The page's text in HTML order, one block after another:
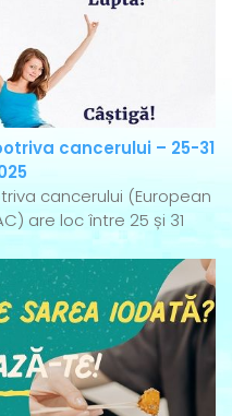
cancerului – 25-31
cancerului (European
are loc între 25 și 31